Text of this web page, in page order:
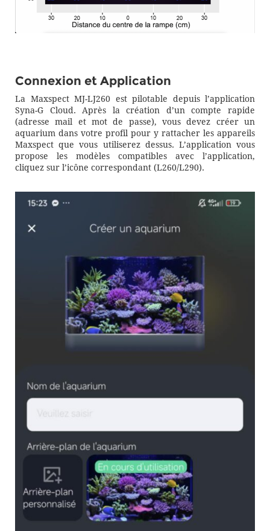
Connexion et Application
La Maxspect MJ-LJ260 est pilotable depuis l’application
Syna-G Cloud. Après la création d’un compte rapide
(adresse mail et mot de passe), vous devez créer un
aquarium dans votre profil pour y rattacher les appareils
Maxspect que vous utiliserez dessus. L’application vous
propose les modèles compatibles avec l’application,
cliquez sur l’icône correspondant (L260/L290).